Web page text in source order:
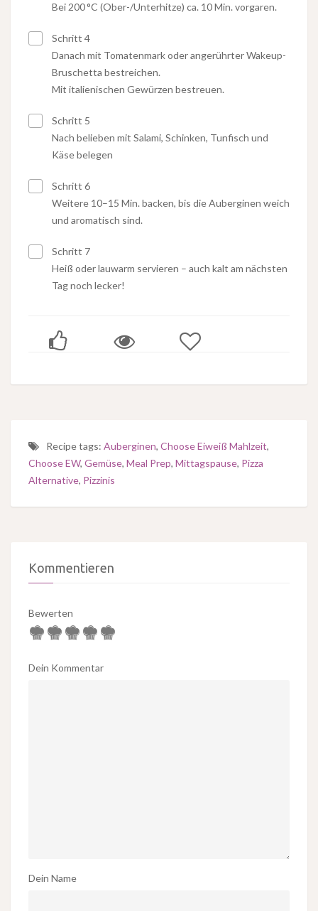
Bei 200 °C (Ober-/Unterhitze) ca. 10 Min. vorgaren.
Schritt 4
Danach mit Tomatenmark oder angerührter Wakeup-
Bruschetta bestreichen.
Mit italienischen Gewürzen bestreuen.
Schritt 5
Nach belieben mit Salami, Schinken, Tunfisch und
Käse belegen
Schritt 6
Weitere 10–15 Min. backen, bis die Auberginen weich
und aromatisch sind.
Schritt 7
Heiß oder lauwarm servieren – auch kalt am nächsten
Tag noch lecker!
Recipe tags: Auberginen, Choose Eiweiß Mahlzeit,
Choose EW, Gemüse, Meal Prep, Mittagspause, Pizza
Alternative, Pizzinis
Kommentieren
Bewerten
Dein Kommentar
Dein Name